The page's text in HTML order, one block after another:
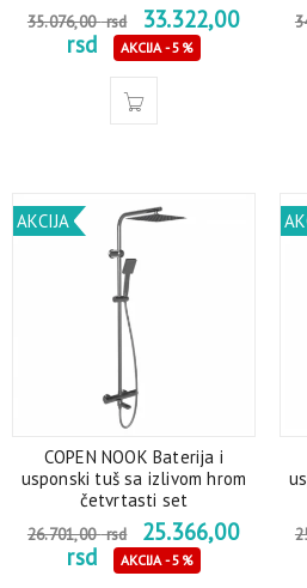
35.076,00rsd
33.322,00
rsd
AKCIJA - 5%
AKCIJA
COPEN NOOK Baterija i
usponski tuš sa izlivom hrom
četvrtasti set
26.701,00rsd
25.366,00
rsd
AKCIJA - 5%